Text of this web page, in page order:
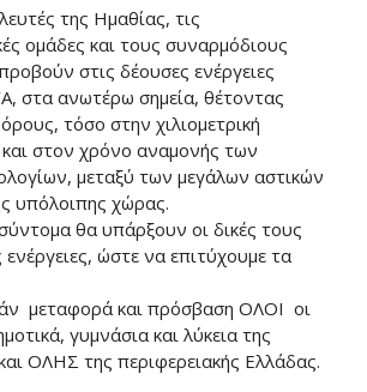
της Ημαθίας, τις
ομάδες και τους συναρμόδιους
στις δέουσες ενέργειες
στα ανωτέρω σημεία, θέτοντας
τόσο στην χιλιομετρική
στον χρόνο αναμονής των
μεταξύ των μεγάλων αστικών
υπόλοιπης χώρας.
θα υπάρξουν οι δικές τους
ώστε να επιτύχουμε τα
μεταφορά και πρόσβαση ΟΛΟΙ οι
γυμνάσια και λύκεια της
ΟΛΗΣ της περιφερειακής Ελλάδας.